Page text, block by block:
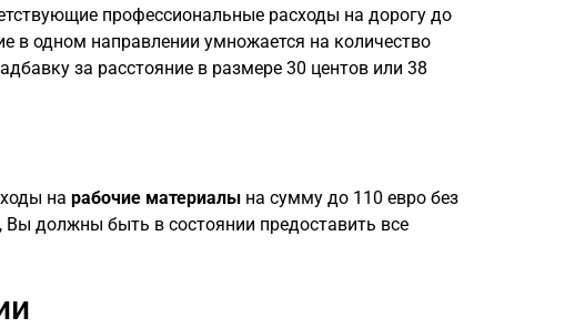
профессиональные расходы на дорогу до
в одном направлении умножается на количество
за расстояние в размере 30 центов или 38
на рабочие материалына сумму до 110 евро без
должны быть в состоянии предоставить все